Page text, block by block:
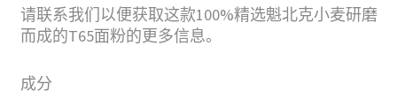
请联系我们以便获取这款100%精选魁北克小麦研磨
而成的T65面粉的更多信息。
成分